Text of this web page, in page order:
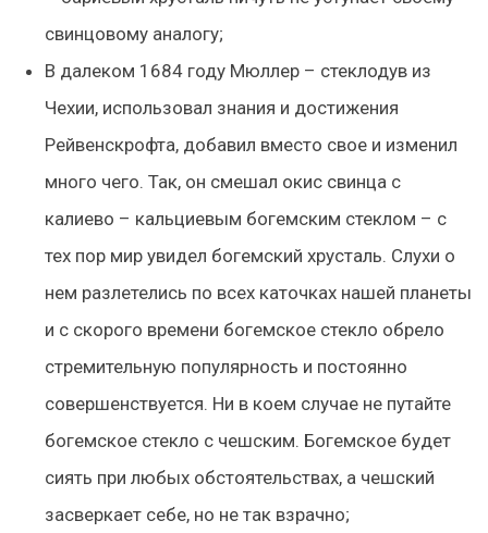
свинцовому аналогу;
В далеком 1684 году Мюллер – стеклодув из
Чехии, использовал знания и достижения
Рейвенскрофта, добавил вместо свое и изменил
много чего. Так, он смешал окис свинца с
калиево – кальциевым богемским стеклом – с
тех пор мир увидел богемский хрусталь. Слухи о
нем разлетелись по всех каточках нашей планеты
и с скорого времени богемское стекло обрело
стремительную популярность и постоянно
совершенствуется. Ни в коем случае не путайте
богемское стекло с чешским. Богемское будет
сиять при любых обстоятельствах, а чешский
засверкает себе, но не так взрачно;